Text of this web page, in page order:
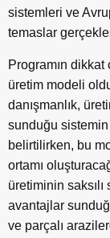
sistemleri ve
temaslar
Programın
üretim modeli
danışmanlık,
sunduğu
belirtilirken, bu
ortamı
üretiminin
avantajlar
ve parçalı